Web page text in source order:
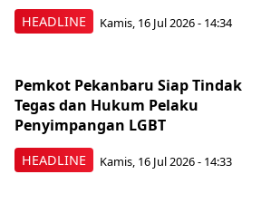
HEADLINE Kamis, 16 Jul 2026 - 14:34
HEADLINE
Pemkot Pekanbaru Siap Tindak
Tegas dan Hukum Pelaku
Penyimpangan LGBT
Kamis, 16 Jul 2026 - 14:33